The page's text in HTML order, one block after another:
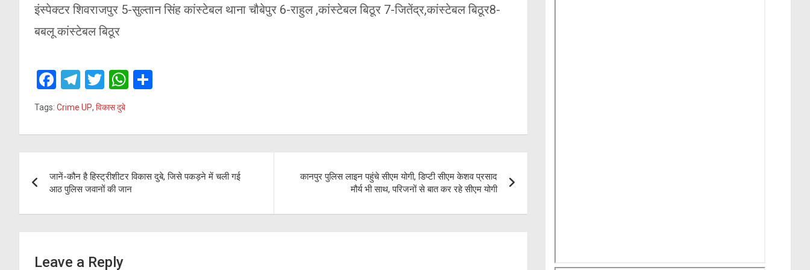
इंस्पेक्टर शिवराजपुर 5-सुल्तान सिंह कांस्टेबल थाना चौबेपुर 6-राहुल ,कांस्टेबल बिठूर 7-जितेंद्र,कांस्टेबल बिठूर8-
बबलू कांस्टेबल बिठूर
F
a
ce
b
o
k
T
el
e
gr
m
T
wi
tt
er
W
s
p
p
e
Tags: Crime UP, विकास दुबे
navigation
जानें-कौन है हिस्ट्रीशीटर विकास दुबे, जिसे पकड़ने में चली गई
आठ पुलिस जवानों की जान
कानपुर पुलिस लाइन पहुंचे सीएम योगी, डिप्टी सीएम केशव प्रसाद
मौर्य भी साथ, परिजनों से बात कर रहे सीएम योगी
Leave a Reply